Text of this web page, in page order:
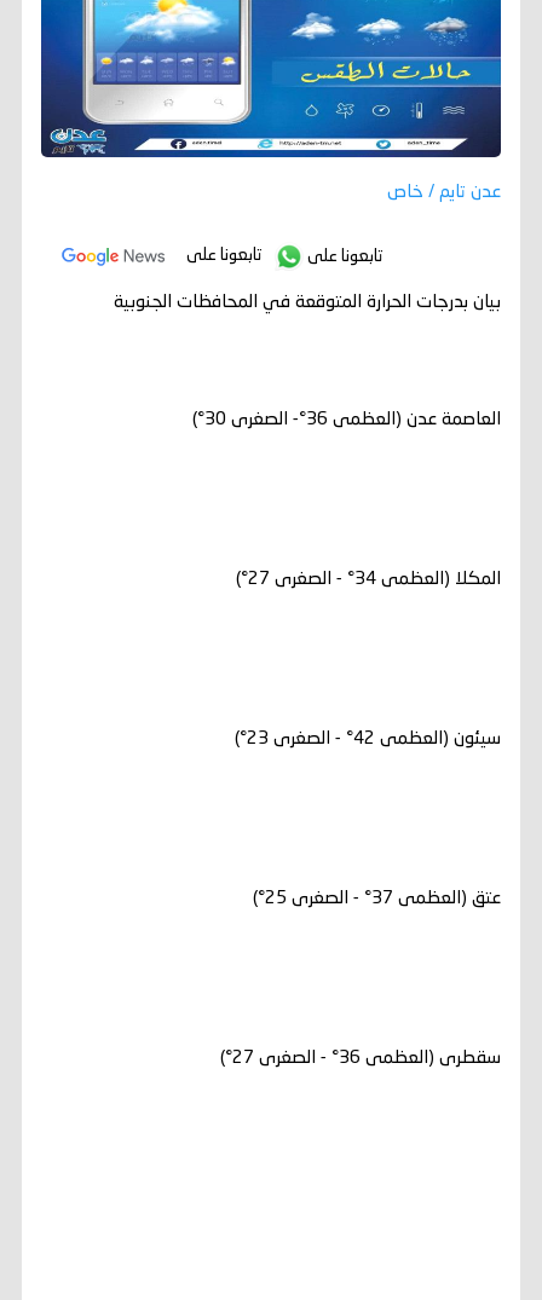
عدن تايم / خاص
تابعونا على تابعونا على
بيان بدرجات الحرارة المتوقعة في المحافظات الجنوبية
العاصمة عدن (العظمى 36°- الصغرى 30°)
المكلا (العظمى 34° - الصغرى 27°)
سيئون (العظمى 42° - الصغرى 23°)
عتق (العظمى 37° - الصغرى 25°)
سقطرى (العظمى 36° - الصغرى 27°)